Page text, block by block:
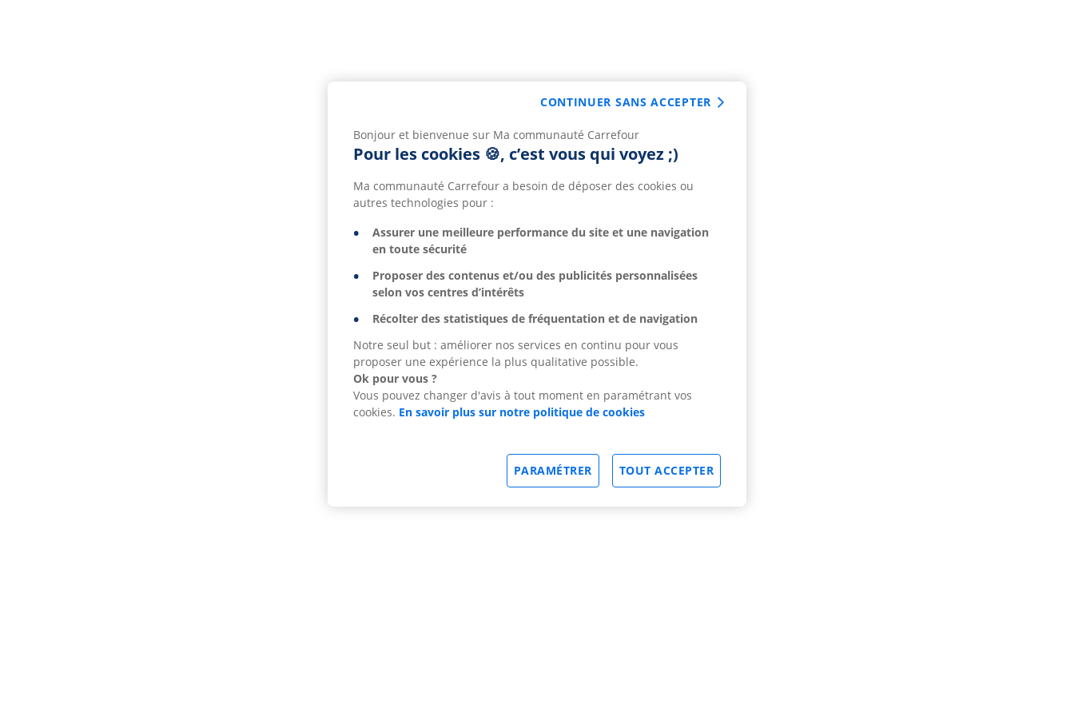
Bonjour et bienvenue sur Ma communauté Carrefour
Pour les cookies 🍪, c’est vous qui voyez ;)
Ma communauté Carrefour a besoin de déposer des cookies ou
autres technologies pour :
Assurer une meilleure performance du site et une navigation
en toute sécurité
Proposer des contenus et/ou des publicités personnalisées
selon vos centres d’intérêts
Récolter des statistiques de fréquentation et de navigation
Notre seul but : améliorer nos services en continu pour vous
proposer une expérience la plus qualitative possible.
Ok pour vous ?
Vous pouvez changer d'avis à tout moment en paramétrant vos
cookies. En savoir plus sur notre politique de cookies
TOUT ACCEPTER
PARAMÉTRER
CONTINUER SANS ACCEPTER